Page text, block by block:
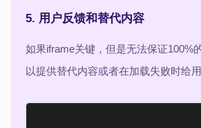
5. 用户反馈和替代内容
如果iframe关键，但是无法保证100%
以提供替代内容或者在加载失败时给